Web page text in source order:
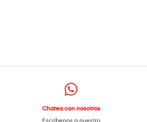
Chatea con nosotros